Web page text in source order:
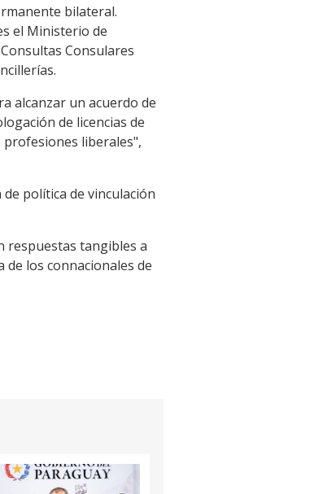
bilateral.
el Ministerio de
Consulares
alcanzar un acuerdo de
de licencias de
profesiones liberales",
política de vinculación
respuestas tangibles a
de los connacionales de